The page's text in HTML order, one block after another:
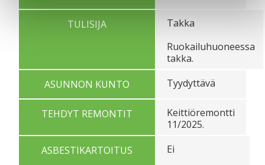
TULISIJA
Takka
Ruokailuhuoneessa
takka.
ASUNNON KUNTO
Tyydyttävä
TEHDYT REMONTIT
Keittiöremontti
11/2025.
ASBESTIKARTOITUS
Ei